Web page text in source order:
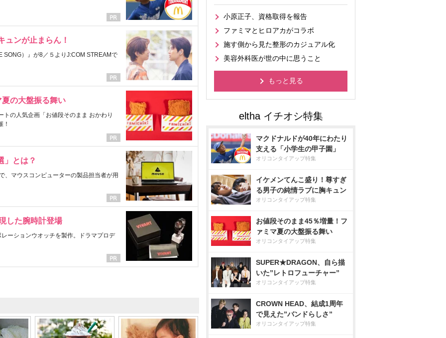
ュンが止まらん！
SONG）』が8／５よりJ:COM STREAMで
の大盤振る舞い
の人気企画「お値段そのまま おかわり
！
」とは？
、マウスコンピューターの製品担当者が用
した腕時計登場
ーションウオッチを製作。ドラマプロデ
小原正子、資格取得を報告
ファミマとヒロアカがコラボ
施す側から見た整形のカジュアル化
美容外科医が世の中に思うこと
もっと見る
マクドナルドが40年にわたり
支える「小学生の甲子園」
オリコンタイアップ特集
イケメンてんこ盛り！尊すぎ
る男子の純情ラブに胸キュン
オリコンタイアップ特集
お値段そのまま45％増量！フ
ァミマ夏の大盤振る舞い
オリコンタイアップ特集
SUPER★DRAGON、自ら描
いた”レトロフューチャー”
オリコンタイアップ特集
CROWN HEAD、結成1周年
で見えた”バンドらしさ”
オリコンタイアップ特集